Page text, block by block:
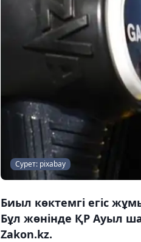
Сурет: pixabay
Биыл көктемгі егіс
Бұл жөнінде ҚР Ауыл
Zakon.kz.